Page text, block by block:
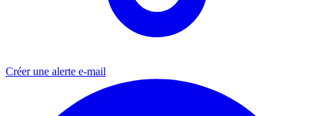
Créer une alerte e-mail